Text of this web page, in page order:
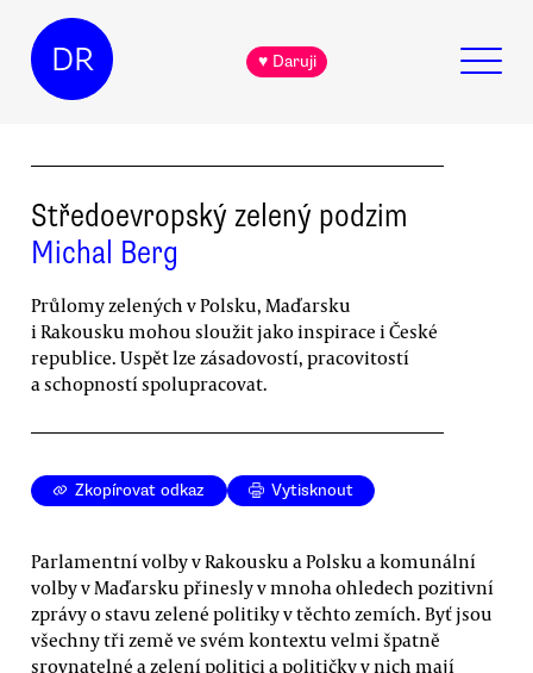
DR ♥ Daruji
Středoevropský zelený podzim
Michal Berg
Průlomy zelených v Polsku, Maďarsku
i Rakousku mohou sloužit jako inspirace i České
republice. Uspět lze zásadovostí, pracovitostí
a schopností spolupracovat.
Zkopírovat odkaz Vytisknout
Parlamentní volby v Rakousku a Polsku a komunální
volby v Maďarsku přinesly v mnoha ohledech pozitivní
zprávy o stavu zelené politiky v těchto zemích. Byť jsou
všechny tři země ve svém kontextu velmi špatně
srovnatelné a zelení politici a političky v nich mají